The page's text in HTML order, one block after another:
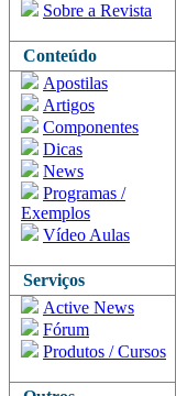
Sobre a Revista
Conteúdo
Apostilas
Artigos
Componentes
Dicas
News
Programas /
Exemplos
Vídeo Aulas
Serviços
Active News
Fórum
Produtos / Cursos